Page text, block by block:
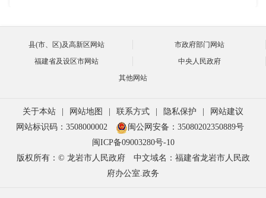

主持人
2017-08-17 16:03:00
创建文明城市是一项
大工程，需要各部门
营造出一个良好
的“创城”环境。现
在，我们可以看到龙
岩中心城区道路越来
县(市、区)及高新区网站
市政府部门网站
福建省及设区市网站
中央人民政府
其他网站
关于本站 网站地图 联系方式 隐私保护
网站建议
网站标识码：3508000002
闽公网安备：35080202350889号
闽ICP备09003280号-10
版权所有：© 龙岩市人民政府
中文域名：福建省龙岩市人民政
府办公室.政务